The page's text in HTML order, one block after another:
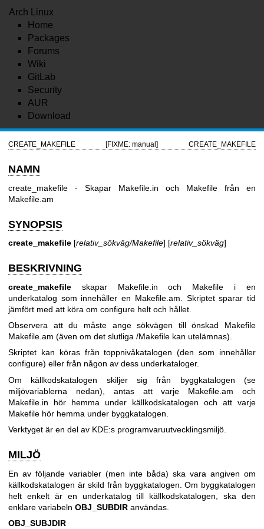
Arch Linux
Home
Packages
Forums
Wiki
GitLab
Security
AUR
Download
CREATE_MAKEFILE [FIXME: manual] CREATE_MAKEFILE
NAMN
create_makefile - Skapar Makefile.in och Makefile från en
Makefile.am
SYNOPSIS
create_makefile [relativ_sökväg/Makefile] [relativ_sökväg]
BESKRIVNING
create_makefile skapar Makefile.in och Makefile i en
underkatalog som innehåller en Makefile.am. Skriptet sparar tid
jämfört med att köra om configure helt och hållet.
Observera att du måste ange sökvägen till önskad Makefile
Makefile.am (även om det slutliga /Makefile kan utelämnas).
Skriptet kan köras från toppnivåkatalogen (den som innehåller
configure) eller från någon av dess underkataloger.
Om källkodskatalogen skiljer sig från byggkatalogen (se
miljövariablerna nedan), antas att varje Makefile.am och
Makefile.in hör hemma under källkodskatalogen och att varje
Makefile hör hemma under byggkatalogen.
Verktyget är en del av KDE:s programvaruutvecklingsmiljö.
MILJÖ
En av följande variabler (men inte båda) ska vara angiven om
källkodskatalogen är skild från byggkatalogen. Om byggkatalogen
helt enkelt är en underkatalog till källkodskatalogen, ska den
enklare variabeln OBJ_SUBDIR användas.
OBJ_SUBJDIR